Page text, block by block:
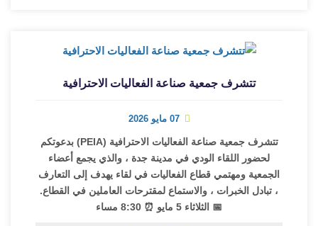
تتشرف جمعية صناعة الفعاليات الاحترافية
07 مايو 2026
تتشرف جمعية صناعة الفعاليات الاحترافية (PEIA) بدعوتكم
لحضور اللقاء الودي في مدينة جدة ، والذي يجمع أعضاء
الجمعية ومهتمي قطاع الفعاليات في لقاء يهدف إلى التعارف
، تبادل الخبرات ، والاستماع لمقترحات العاملين في القطاع.
📅 الثلاثاء 5 مايو ⏰ 8:30 مساء